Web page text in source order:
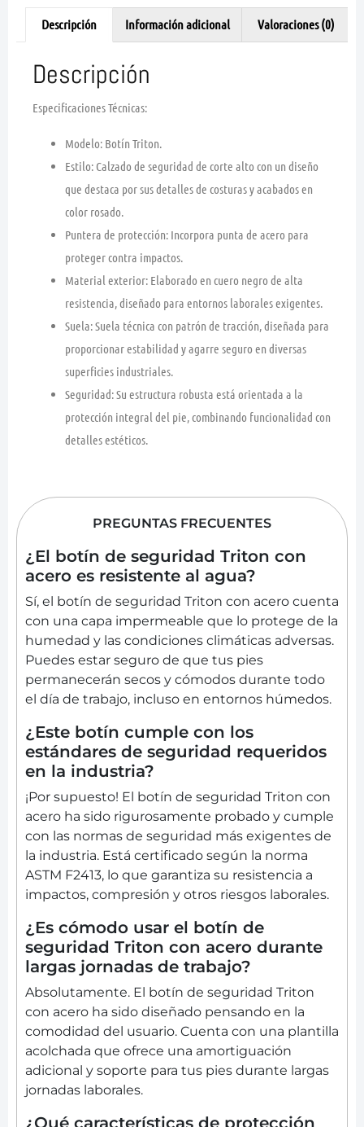
Descripción Información adicional Valoraciones (0)
Descripción
Especificaciones Técnicas:
Modelo: Botín Triton.
Estilo: Calzado de seguridad de corte alto con un diseño
que destaca por sus detalles de costuras y acabados en
color rosado.
Puntera de protección: Incorpora punta de acero para
proteger contra impactos.
Material exterior: Elaborado en cuero negro de alta
resistencia, diseñado para entornos laborales exigentes.
Suela:Suela técnica con patrón de tracción, diseñada para
proporcionar estabilidad y agarre seguro en diversas
superficies industriales.
Seguridad:Su estructura robusta está orientada a la
protección integral del pie, combinando funcionalidad con
detalles estéticos.
PREGUNTAS FRECUENTES
¿El botín de seguridad Triton con
acero es resistente al agua?
Sí, el botín de seguridad Triton con acero cuenta
con una capa impermeable que lo protege de la
humedad y las condiciones climáticas adversas.
Puedes estar seguro de que tus pies
permanecerán secos y cómodos durante todo
el día de trabajo, incluso en entornos húmedos.
¿Este botín cumple con los
estándares de seguridad requeridos
en la industria?
¡Por supuesto! El botín de seguridad Triton con
acero ha sido rigurosamente probado y cumple
con las normas de seguridad más exigentes de
la industria. Está certificado según la norma
ASTM F2413, lo que garantiza su resistencia a
impactos, compresión y otros riesgos laborales.
¿Es cómodo usar el botín de
seguridad Triton con acero durante
largas jornadas de trabajo?
Absolutamente. El botín de seguridad Triton
con acero ha sido diseñado pensando en la
comodidad del usuario. Cuenta con una plantilla
acolchada que ofrece una amortiguación
adicional y soporte para tus pies durante largas
jornadas laborales.
¿Qué características de protección